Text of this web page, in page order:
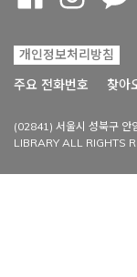
개인정보처리방침
주요 전화번호
찾아
(02841) 서울시 성북구
LIBRARY ALL RIGHTS